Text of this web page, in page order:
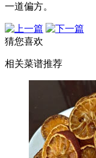
一道偏方。
猜您喜欢
相关菜谱推荐